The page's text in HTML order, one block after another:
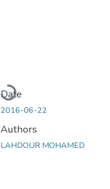
Loading...
Date
2016-06-22
Authors
LAHDOUR MOHAMED